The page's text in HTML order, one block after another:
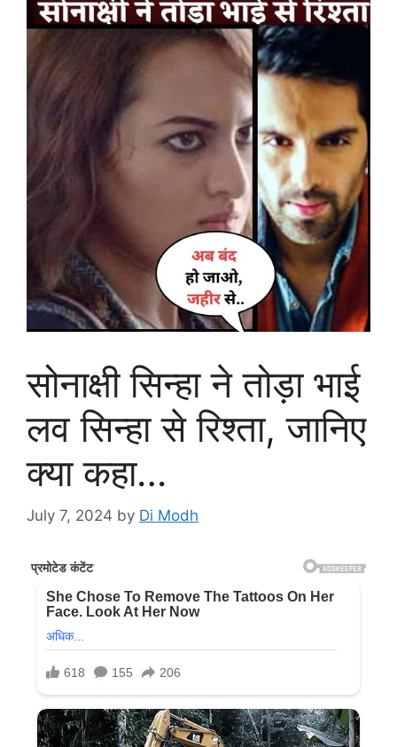
सोनाक्षी सिन्हा ने तोड़ा भाई
लव सिन्हा से रिश्ता, जानिए
क्या कहा…
July 7, 2024 by Di Modh